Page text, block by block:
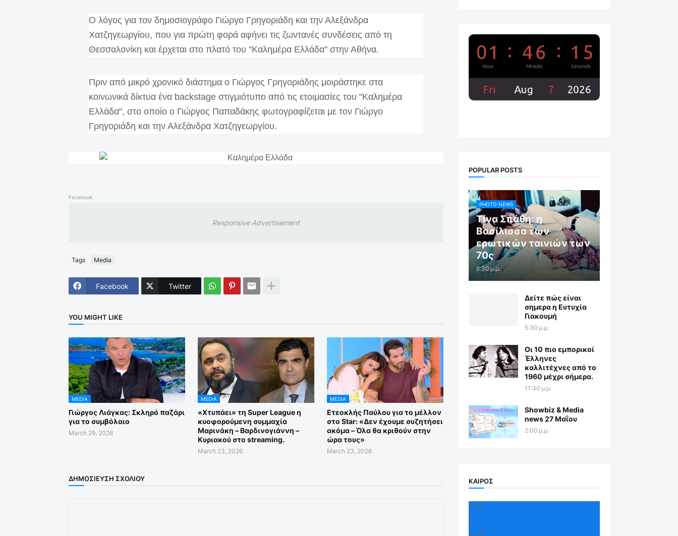
Ο λόγος για τον δημοσιογράφο Γιώργο Γρηγοριάδη και την Αλεξάνδρα
Χατζηγεωργίου, που για πρώτη φορά αφήνει τις ζωντανές συνδέσεις από τη
Θεσσαλονίκη και έρχεται στο πλατό του "Καλημέρα Ελλάδα" στην Αθήνα.
Πριν από μικρό χρονικό διάστημα ο Γιώργος Γρηγοριάδης μοιράστηκε στα
κοινωνικά δίκτυα ένα backstage στιγμιότυπο από τις ετοιμασίες του "Καλημέρα
Ελλάδα", στο οποίο ο Γιώργος Παπαδάκης φωτογραφίζεται με τον Γιώργο
Γρηγοριάδη και την Αλεξάνδρα Χατζηγεωργίου.
Facebook
Responsive Advertisement
Tags Media
Facebook Twitter
YOU MIGHT LIKE
MEDIA
Γιώργος Λιάγκας: Σκληρό παζάρι
για το συμβόλαιο
March 29, 2026
MEDIA
«Χτυπάει» τη Super League η
κυοφορούμενη συμμαχία
Μαρινάκη – Βαρδινογιάννη –
Κυριακού στο streaming.
March 23, 2026
MEDIA
Ετεοκλής Παύλου για το μέλλον
στο Star: «Δεν έχουμε συζητήσει
ακόμα – Όλα θα κριθούν στην
ώρα τους»
March 23, 2026
ΔΗΜΟΣΊΕΥΣΗ ΣΧΟΛΊΟΥ
POPULAR POSTS
PHOTO NEWS
Τίνα Σπάθη: η
Βασίλισσα των
ερωτικών ταινιών των
70ς
8:30 μ.μ.
Δείτε πώς είναι
σημερα η Ευτυχία
Γιακουμή
5:30 μ.μ.
Οι 10 πιο εμπορικοί
Έλληνες
καλλιτέχνες από το
1960 μέχρι σήμερα.
11:30 μ.μ.
Showbiz & Media
news 27 Μαΐου
2:00 μ.μ.
ΚΑΙΡΟΣ
+34
°
C